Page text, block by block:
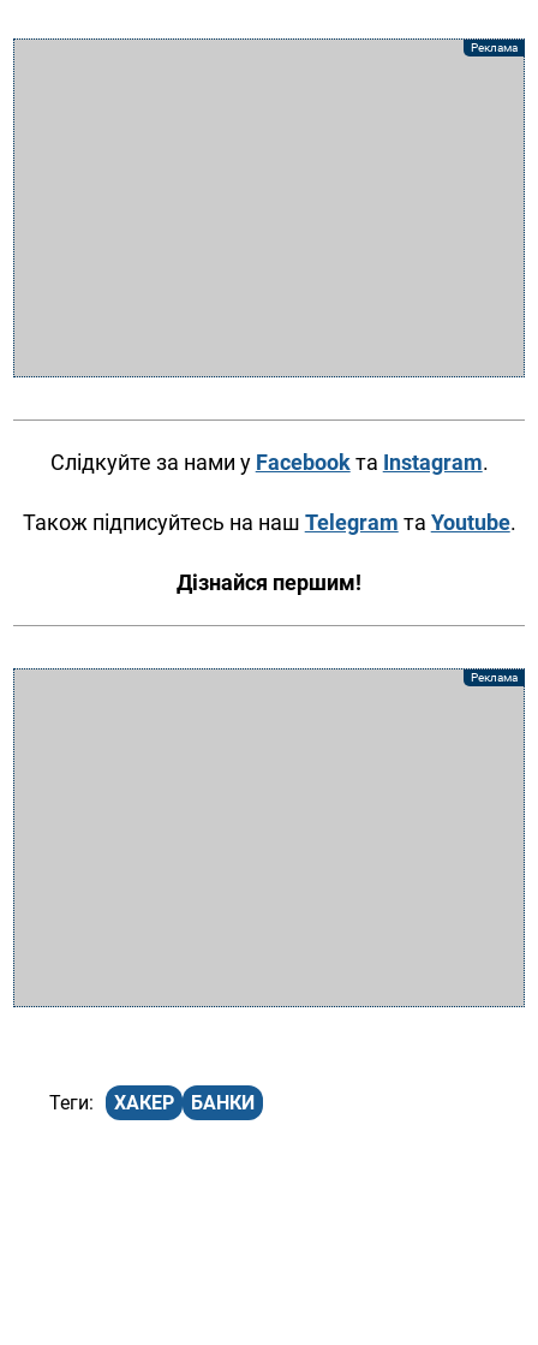
Слідкуйте за нами у Facebookта Instagram.
Також підписуйтесь на наш Telegram та Youtube.
Дізнайся першим!
ХАКЕР БАНКИ